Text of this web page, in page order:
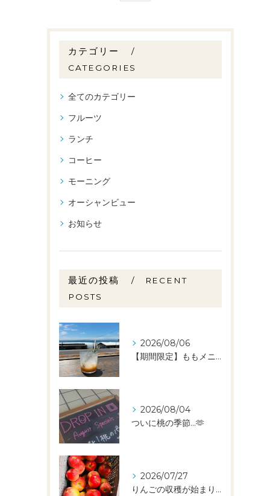
カテゴリー
CATEGORIES
全てのカテゴリー
フルーツ
ランチ
コーヒー
モーニング
オーシャンビュー
お知らせ
最近の投稿
RECENT
POSTS
2026/08/06
【期間限定】ももメニュー🍑スタートしました✨️
2026/08/04
ついに桃の季節…🫶
2026/07/27
りんごの収穫が始まりました🧑‍🌾🍎